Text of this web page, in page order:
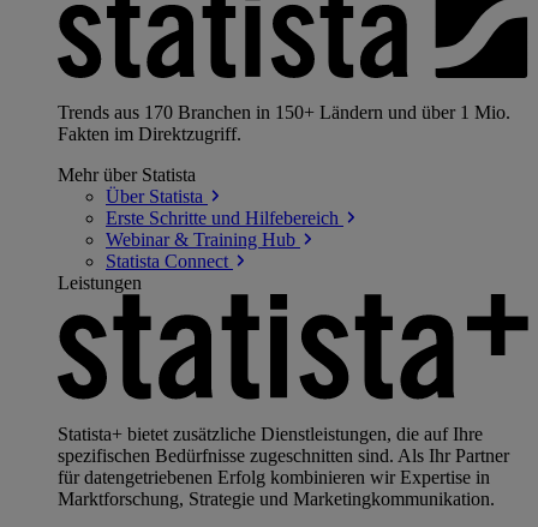
Trends aus 170 Branchen in 150+ Ländern und über 1 Mio.
Fakten im Direktzugriff.
Mehr über Statista
Über Statista
Erste Schritte und Hilfebereich
Webinar & Training Hub
Statista Connect
Leistungen
Statista+ bietet zusätzliche Dienstleistungen, die auf Ihre
spezifischen Bedürfnisse zugeschnitten sind. Als Ihr Partner
für datengetriebenen Erfolg kombinieren wir Expertise in
Marktforschung, Strategie und Marketingkommunikation.